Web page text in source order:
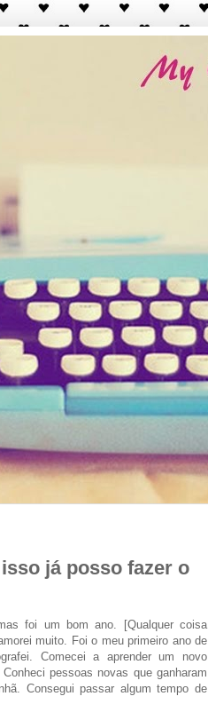
já posso fazer o
foi um bom ano.
[Qualquer coisa
muito. Foi o meu primeiro ano de
Comecei a aprender um novo
pessoas novas que ganharam
Consegui passar algum tempo de